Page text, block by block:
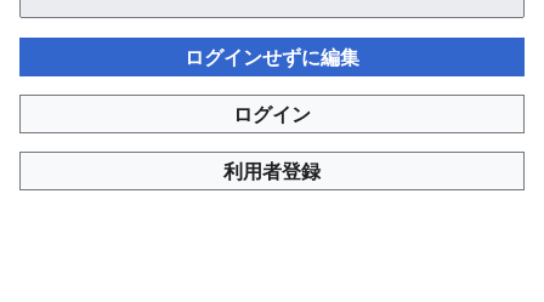
デスクトップ
ログインせずに編集
ログイン
利用者登録